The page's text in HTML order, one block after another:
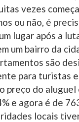
vezes
ou não, é
lugar após a
um bairro da
são
para turistas
preço do aluguel
e agora é de
locais